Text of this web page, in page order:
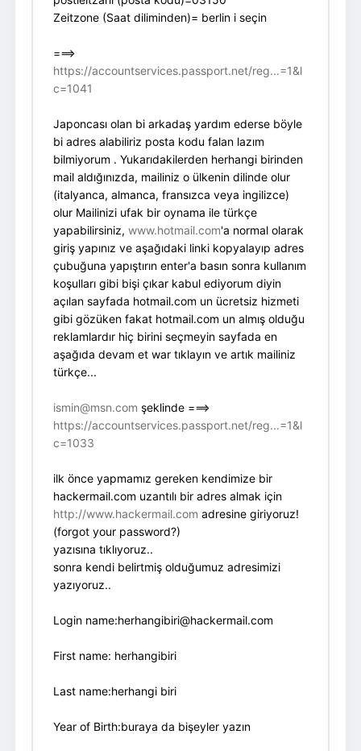
Zeitzone (Saat diliminden)= berlin i seçin
===>
https://accountservices.passport.net/reg...=1&l
c=1041
Japoncası olan bi arkadaş yardım ederse böyle
bi adres alabiliriz posta kodu falan lazım
bilmiyorum . Yukarıdakilerden herhangi birinden
mail aldığınızda, mailiniz o ülkenin dilinde olur
(italyanca, almanca, fransızca veya ingilizce)
olur Mailinizi ufak bir oynama ile türkçe
yapabilirsiniz, www.hotmail.com'a normal olarak
giriş yapınız ve aşağıdaki linki kopyalayıp adres
çubuğuna yapıştırın enter'a basın sonra kullanım
koşulları gibi bişi çıkar kabul ediyorum diyin
açılan sayfada hotmail.com un ücretsiz hizmeti
gibi gözüken fakat hotmail.com un almış olduğu
reklamlardır hiç birini seçmeyin sayfada en
aşağıda devam et war tıklayın ve artık mailiniz
türkçe...
ismin@msn.com şeklinde ===>
https://accountservices.passport.net/reg...=1&l
c=1033
ilk önce yapmamız gereken kendimize bir
hackermail.com uzantılı bir adres almak için
http://www.hackermail.com adresine giriyoruz!
(forgot your password?)
yazısına tıklıyoruz..
sonra kendi belirtmiş olduğumuz adresimizi
yazıyoruz..
Login name:herhangibiri@hackermail.com
First name: herhangibiri
Last name:herhangi biri
Year of Birth:buraya da bişeyler yazın